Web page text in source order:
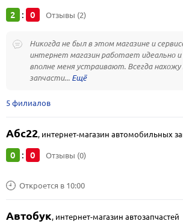
2 : 0 Отзывы (2)
Никогда не был в этом магазине и
интернет магазин работает идеально
вполне меня устраивают. Всегда
запчасти...
5 филиалов
Абс22, интернет-магазин автомобильных
0 : 0 Отзывы (0)
Откроется в 10:00
Автобук, интернет-магазин автозапчастей